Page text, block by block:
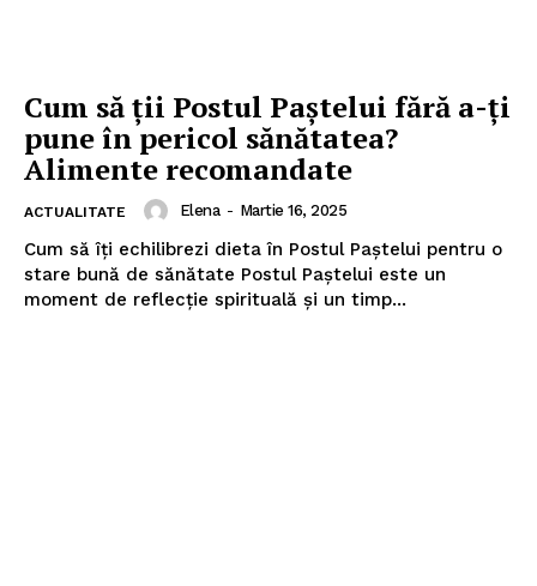
Cum să ții Postul Paștelui fără a-ți
pune în pericol sănătatea?
Alimente recomandate
ACTUALITATE Elena - Martie 16, 2025
Cum să îți echilibrezi dieta în Postul Paștelui pentru o
stare bună de sănătate Postul Paștelui este un
moment de reflecție spirituală și un timp...